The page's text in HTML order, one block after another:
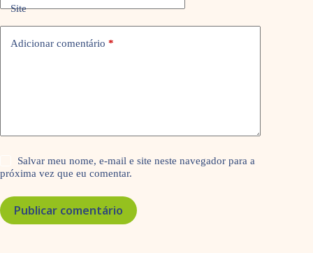
Site
Adicionar comentário *
Salvar meu nome, e-mail e site neste navegador para a
próxima vez que eu comentar.
Publicar comentário